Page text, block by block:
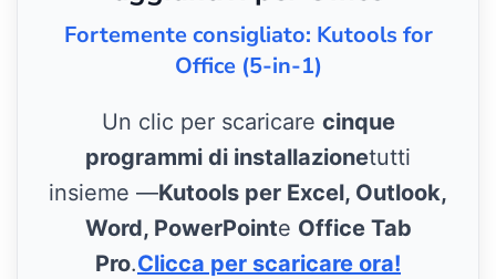
Fortemente consigliato: Kutools for
Office (5-in-1)
Un clic per scaricare cinque
programmi di installazionetutti
insieme —Kutools per Excel, Outlook,
Word, PowerPointe Office Tab
Pro.Clicca per scaricare ora!